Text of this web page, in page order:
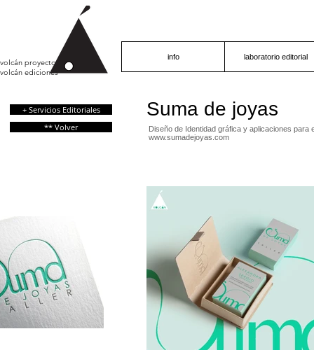
info laboratorio editorial
+ Servicios Editoriales
** Volver
Suma de joyas
Diseño de Identidad gráfica y aplicaciones
www.sumadejoyas.com
volcán proyecto
volcán ediciones